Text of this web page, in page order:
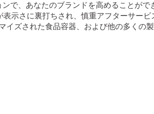
で、あなたのブランドを高めることがで
示さに裏打ちされ、慎重アフターサー
イズされた食品容器、および他の多くの製